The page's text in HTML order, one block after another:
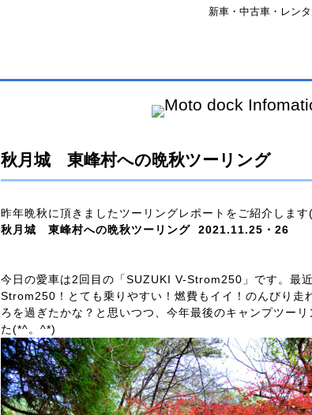
新車・中古車・レン
秋月城 東峰村への晩秋ツーリング
昨年晩秋に頂きましたツーリングレポートをご紹介しま
秋月城 東峰村への晩秋ツーリング 2021.11.25・26
今日の愛車は2回目の「SUZUKI V-Strom250」です。最
Strom250！とても乗りやすい！燃費もイイ！のんびり走
ろを過ぎたかな？と思いつつ、今年最後のキャンプツー
た(*^。^*)